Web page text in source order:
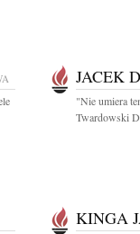
JACEK
"Nie umiera
Twardowski
KINGA